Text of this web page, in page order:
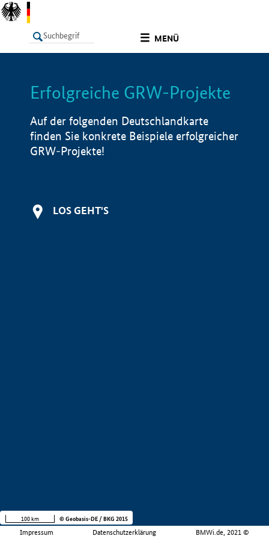
MENÜ
LISTE Info
Erfolgreiche GRW-Projekte
Auf der folgenden Deutschlandkarte
finden Sie konkrete Beispiele erfolgreicher
GRW-Projekte!
LOS GEHT'S
Impressum Datenschutzerklärung BMWi.de, 2021 ©
100 km © Geobasis-DE / BKG 2015